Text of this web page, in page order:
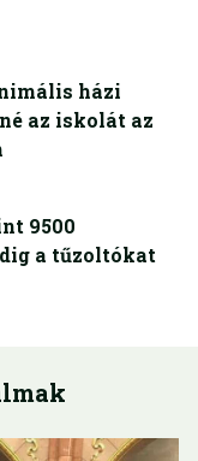
házi
az iskolát az
9500
a tűzoltókat